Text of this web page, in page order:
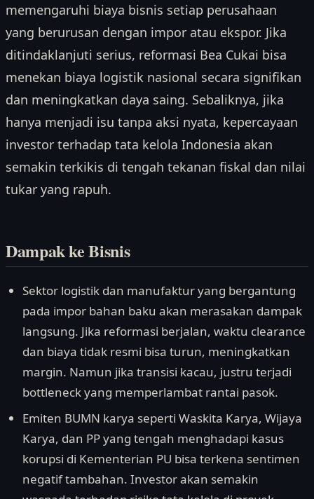
memengaruhi biaya bisnis setiap perusahaan
yang berurusan dengan impor atau ekspor. Jika
ditindaklanjuti serius, reformasi Bea Cukai bisa
menekan biaya logistik nasional secara signifikan
dan meningkatkan daya saing. Sebaliknya, jika
hanya menjadi isu tanpa aksi nyata, kepercayaan
investor terhadap tata kelola Indonesia akan
semakin terkikis di tengah tekanan fiskal dan nilai
tukar yang rapuh.
Dampak ke Bisnis
Sektor logistik dan manufaktur yang bergantung
pada impor bahan baku akan merasakan dampak
langsung. Jika reformasi berjalan, waktu clearance
dan biaya tidak resmi bisa turun, meningkatkan
margin. Namun jika transisi kacau, justru terjadi
bottleneck yang memperlambat rantai pasok.
Emiten BUMN karya seperti Waskita Karya, Wijaya
Karya, dan PP yang tengah menghadapi kasus
korupsi di Kementerian PU bisa terkena sentimen
negatif tambahan. Investor akan semakin